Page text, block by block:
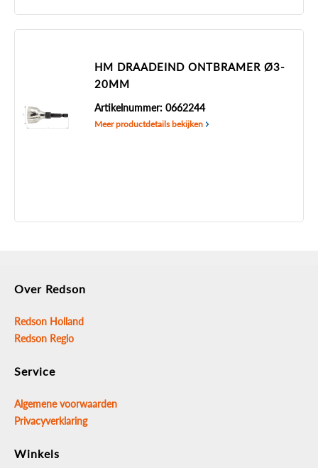
HM DRAADEIND ONTBRAMER Ø3-
20MM
Artikelnummer: 0662244
Meer productdetails bekijken
Over Redson
Redson Holland
Redson Regio
Service
Algemene voorwaarden
Privacyverklaring
Winkels